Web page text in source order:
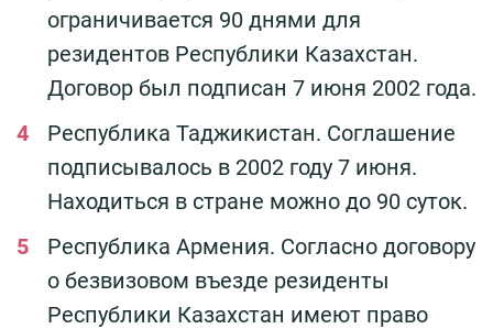
ограничивается 90 днями для
резидентов Республики Казахстан.
Договор был подписан 7 июня 2002 года.
Республика Таджикистан. Соглашение
подписывалось в 2002 году 7 июня.
Находиться в стране можно до 90 суток.
Республика Армения. Согласно договору
о безвизовом въезде резиденты
Республики Казахстан имеют право